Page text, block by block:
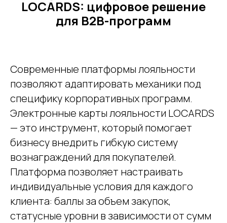
LOCARDS: цифровое решение
для B2B-программ
Современные платформы лояльности
позволяют адаптировать механики под
специфику корпоративных программ.
Электронные карты лояльности LOCARDS
— это инструмент, который помогает
бизнесу внедрить гибкую систему
вознаграждений для покупателей.
Платформа позволяет настраивать
индивидуальные условия для каждого
клиента: баллы за объем закупок,
статусные уровни в зависимости от сумм